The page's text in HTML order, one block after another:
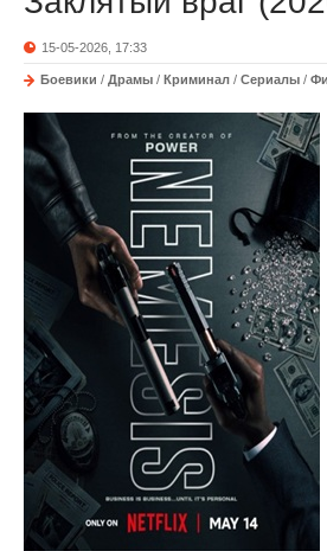
15-05-2026, 17:33
Боевики / Драмы / Криминал / Сериалы /